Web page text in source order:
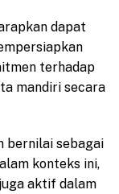
dapat
terhadap
mandiri secara
bernilai sebagai
konteks ini,
aktif dalam